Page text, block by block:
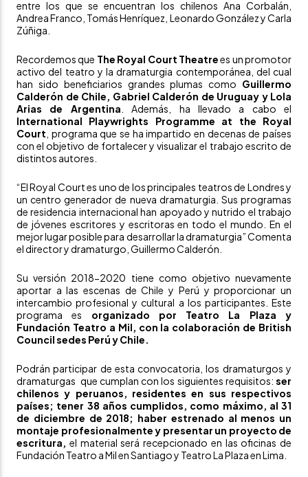
entre los que se encuentran los chilenos Ana Corbalán,
Andrea Franco, Tomás Henríquez, Leonardo González y Carla
Zúñiga.
Recordemos que The Royal Court Theatrees un promotor
activo del teatro y la dramaturgia contemporánea, del cual
han sido beneficiarios grandes plumas como Guillermo
Calderón de Chile, Gabriel Calderón de Uruguay y Lola
Arias de Argentina . Además, ha llevado a cabo el
International Playwrights Programme at the Royal
Court , programa que se ha impartido en decenas de países
con el objetivo de fortalecer y visualizar el trabajo escrito de
distintos autores.
“El Royal Court es uno de los principales teatros de Londres y
un centro generador de nueva dramaturgia. Sus programas
de residencia internacional han apoyado y nutrido el trabajo
de jóvenes escritores y escritoras en todo el mundo. En el
mejor lugar posible para desarrollar la dramaturgia” Comenta
el director y dramaturgo, Guillermo Calderón.
Su versión 2018-2020 tiene como objetivo nuevamente
aportar a las escenas de Chile y Perú y proporcionar un
intercambio profesional y cultural a los participantes. Este
programa es organizado por Teatro La Plaza y
Fundación Teatro a Mil, con la colaboración de British
Council sedes Perú y Chile.
Podrán participar de esta convocatoria, los dramaturgos y
dramaturgas que cumplan con los siguientes requisitos: ser
chilenos y peruanos, residentes en sus respectivos
países; tener 38 años cumplidos, como máximo, al 31
de diciembre de 2018; haber estrenado al menos un
montaje profesionalmente y presentar un proyecto de
escritura, el material será recepcionado en las oficinas de
Fundación Teatro a Mil en Santiago y Teatro La Plaza en Lima.